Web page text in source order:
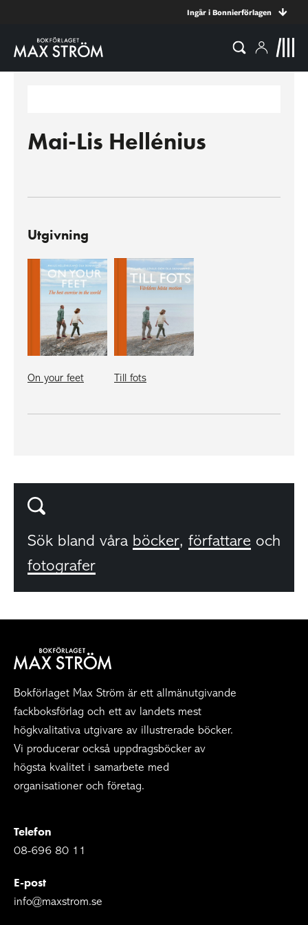
Ingår i Bonnierförlagen
Mai-Lis Hellénius
Utgivning
On your feet Till fots
Sök bland våra böcker, författare och
fotografer
Bokförlaget Max Ström är ett allmänutgivande
fackboksförlag och ett av landets mest
högkvalitativa utgivare av illustrerade böcker.
Vi producerar också uppdragsböcker av
högsta kvalitet i samarbete med
organisationer och företag.
Telefon
08-696 80 11
E-post
info@maxstrom.se